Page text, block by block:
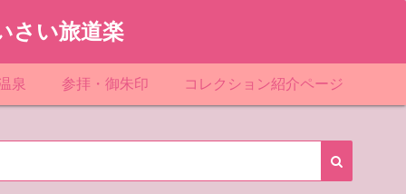
さい旅道楽
泉 参拝・御朱印 コレクション紹介ページ
「東北」道の駅スタンプ一覧